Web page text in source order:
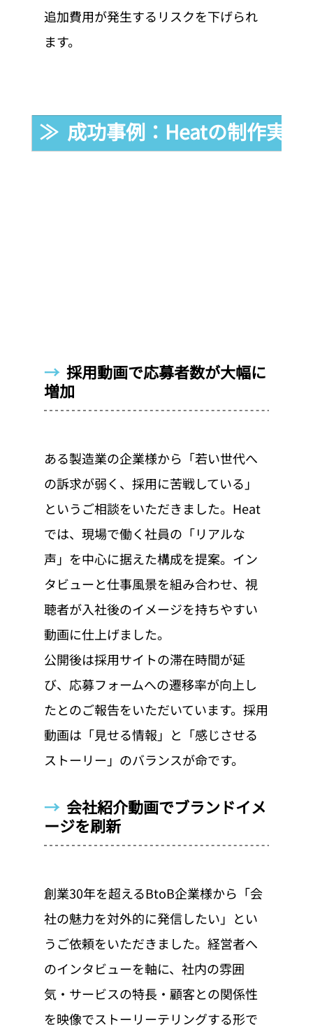
追加費用が発生するリスクを下げられ
ます。
≫  成功事例：Heatの制作実績
→ 採用動画で応募者数が大幅に
増加
ある製造業の企業様から「若い世代へ
の訴求が弱く、採用に苦戦している」
というご相談をいただきました。Heat
では、現場で働く社員の「リアルな
声」を中心に据えた構成を提案。イン
タビューと仕事風景を組み合わせ、視
聴者が入社後のイメージを持ちやすい
動画に仕上げました。
公開後は採用サイトの滞在時間が延
び、応募フォームへの遷移率が向上し
たとのご報告をいただいています。採用
動画は「見せる情報」と「感じさせる
ストーリー」のバランスが命です。
→ 会社紹介動画でブランドイメ
ージを刷新
創業30年を超えるBtoB企業様から「会
社の魅力を対外的に発信したい」とい
うご依頼をいただきました。経営者へ
のインタビューを軸に、社内の雰囲
気・サービスの特長・顧客との関係性
を映像でストーリーテリングする形で